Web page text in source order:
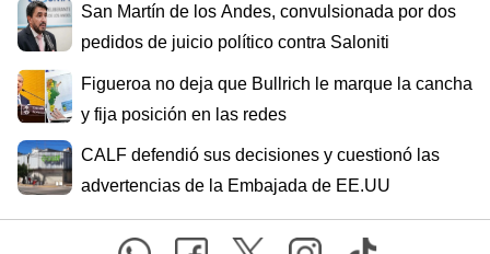
San Martín de los Andes, convulsionada por dos
pedidos de juicio político contra Saloniti
Figueroa no deja que Bullrich le marque la cancha
y fija posición en las redes
CALF defendió sus decisiones y cuestionó las
advertencias de la Embajada de EE.UU